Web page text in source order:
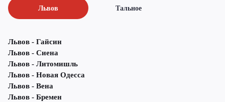
Львов Тальное
Львов - Гайсин
Львов - Сиена
Львов - Литомишль
Львов - Новая Одесса
Львов - Вена
Львов - Бремен